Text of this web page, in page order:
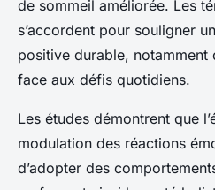
de sommeil améliorée. Les
s’accordent pour souligner
positive durable,
face aux défis quotidiens.
Les études démontrent que
modulation des réactions
d’adopter des